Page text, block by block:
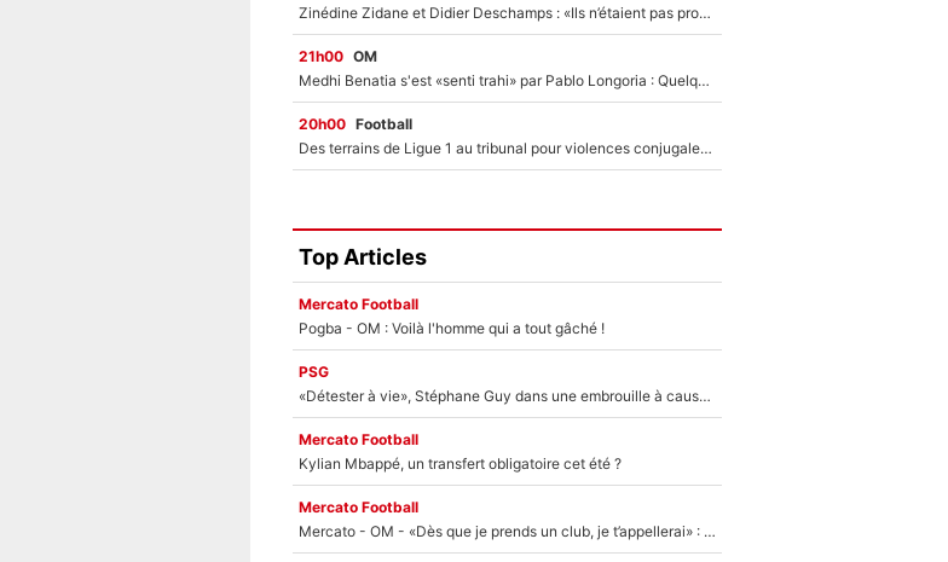
Zinédine Zidane et Didier Deschamps : «Ils n’étaient pas proches», les confidences d’un membre de l’équipe de France 1998 sur leur relation spéciale
21h00 OM
Medhi Benatia s'est «senti trahi» par Pablo Longoria : Quelques semaines après son départ, l'ancien directeur de football de l'OM règle ses comptes
20h00 Football
Des terrains de Ligue 1 au tribunal pour violences conjugales : Un arbitre français encourt une peine de 18 mois de prison !
Top Articles
Mercato Football
Pogba - OM : Voilà l'homme qui a tout gâché !
PSG
«Détester à vie», Stéphane Guy dans une embrouille à cause du PSG !
Mercato Football
Kylian Mbappé, un transfert obligatoire cet été ?
Mercato Football
Mercato - OM - «Dès que je prends un club, je t’appellerai» : La promesse de Marcelino au moment de claquer la porte